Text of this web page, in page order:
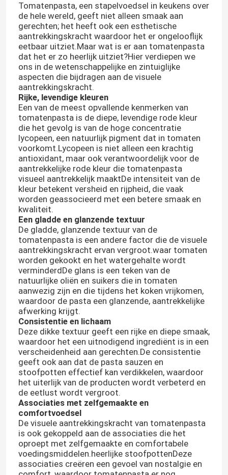
Tomatenpasta, een stapelvoedsel in keukens over
de hele wereld, geeft niet alleen smaak aan
gerechten; het heeft ook een esthetische
aantrekkingskracht waardoor het er ongelooflijk
eetbaar uitziet.Maar wat is er aan tomatenpasta
dat het er zo heerlijk uitziet?Hier verdiepen we
ons in de wetenschappelijke en zintuiglijke
aspecten die bijdragen aan de visuele
aantrekkingskracht.
Rijke, levendige kleuren
Een van de meest opvallende kenmerken van
tomatenpasta is de diepe, levendige rode kleur
die het gevolg is van de hoge concentratie
lycopeen, een natuurlijk pigment dat in tomaten
voorkomt.Lycopeen is niet alleen een krachtig
antioxidant, maar ook verantwoordelijk voor de
aantrekkelijke rode kleur die tomatenpasta
visueel aantrekkelijk maaktDe intensiteit van de
kleur betekent versheid en rijpheid, die vaak
worden geassocieerd met een betere smaak en
kwaliteit.
Een gladde en glanzende textuur
De gladde, glanzende textuur van de
tomatenpasta is een andere factor die de visuele
aantrekkingskracht ervan vergroot.waar tomaten
worden gekookt en het watergehalte wordt
verminderdDe glans is een teken van de
natuurlijke oliën en suikers die in tomaten
aanwezig zijn en die tijdens het koken vrijkomen,
waardoor de pasta een glanzende, aantrekkelijke
afwerking krijgt.
Consistentie en lichaam
Deze dikke textuur geeft een rijke en diepe smaak,
waardoor het een uitnodigend ingrediënt is in een
verscheidenheid aan gerechten.De consistentie
geeft ook aan dat de pasta sauzen en
stoofpotten effectief kan verdikkelen, waardoor
het uiterlijk van de producten wordt verbeterd en
de eetlust wordt vergroot.
Associaties met zelfgemaakte en
comfortvoedsel
De visuele aantrekkingskracht van tomatenpasta
is ook gekoppeld aan de associaties die het
oproept met zelfgemaakte en comfortabele
voedingsmiddelen.heerlijke stoofpottenDeze
associaties creëren een gevoel van nostalgie en